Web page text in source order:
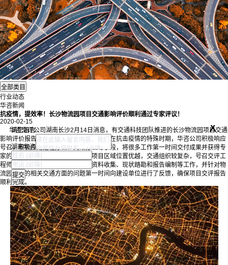
行业动态
华咨新闻
抗疫情，提效率！长沙物流园项目交通影响评价顺利通过专家评议！
2020-02-15
华咨交评公司湖南长沙2月14日消息，有交通科技团队推进的长沙物流园项目交通
影响评价报告顺利通过专家评议。据悉，在抗击疫情的特殊时期，华咨公司积极响应
号召，积极应用远程办公、网络办公等手段，将很多工作第一时间交付成果并获得专
家的一致认可。据悉，长沙物流园项目区域位置优越，交通组织较复杂，号召交评工
程师团队接受任务后，及时完成了资料收集、现状踏勘和报告编制等工作，并针对物
流园存在的相关交通方面的问题第一时间向建设单位进行了反馈，确保项目交评报告
顺利完成。
请您留言 x
湖南华咨